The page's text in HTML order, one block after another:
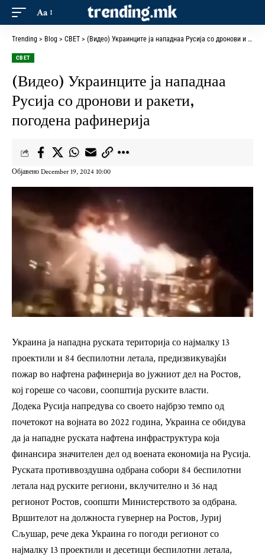
Aa
Trending > Blog > СВЕТ > (Видео) Украинците ја нападнаа Русија со дронови и ракети, погодена рафинерија
СВЕТ
(Видео) Украинците ја нападнаа
Русија со дронови и ракети,
погодена рафинерија
Објавено December 19, 2024 10:00
Украина ја нападна руската територија со најмалку 13
проектили и 84 беспилотни летала, предизвикувајќи
пожар во нафтена рафинерија во јужниот дел на Ростов,
кој гореше со часови, соопштија руските власти.
Додека Русија напредува со своето најбрзо темпо од
почетокот на војната во 2022 година, Украина се обидува
да ја нападне руската нафтена инфраструктура која
финансира значителен дел од воената економија на Русија.
Руската противвоздушна одбрана собори 84 беспилотни
летала над руските региони, вклучително и 36 над
регионот Ростов, соопшти Министерството за одбрана.
Вршителот на должноста гувернер на Ростов, Јуриј
Сљушар, рече дека Украина го погоди регионот со
најмалку 13 проектили и десетици беспилотни летала,